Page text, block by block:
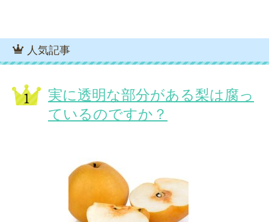
人気記事
実に透明な部分がある梨は腐っ
ているのですか？